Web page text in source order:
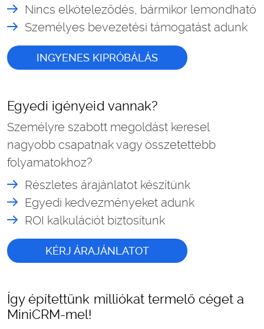
Nincs elköteleződés, bármikor lemondható
Személyes bevezetési támogatást adunk
INGYENES KIPRÓBÁLÁS
Egyedi igényeid vannak?
Személyre szabott megoldást keresel
nagyobb csapatnak vagy összetettebb
folyamatokhoz?
Részletes árajánlatot készítünk
Egyedi kedvezményeket adunk
ROI kalkulációt biztosítunk
KÉRJ ÁRAJÁNLATOT
Így építettünk milliókat termelő céget a
MiniCRM-mel!